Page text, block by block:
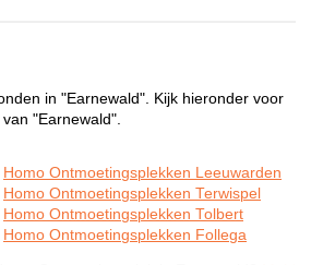
in "Earnewald". Kijk hieronder voor
"Earnewald".
Homo Ontmoetingsplekken Leeuwarden
Homo Ontmoetingsplekken Terwispel
Homo Ontmoetingsplekken Tolbert
Homo Ontmoetingsplekken Follega